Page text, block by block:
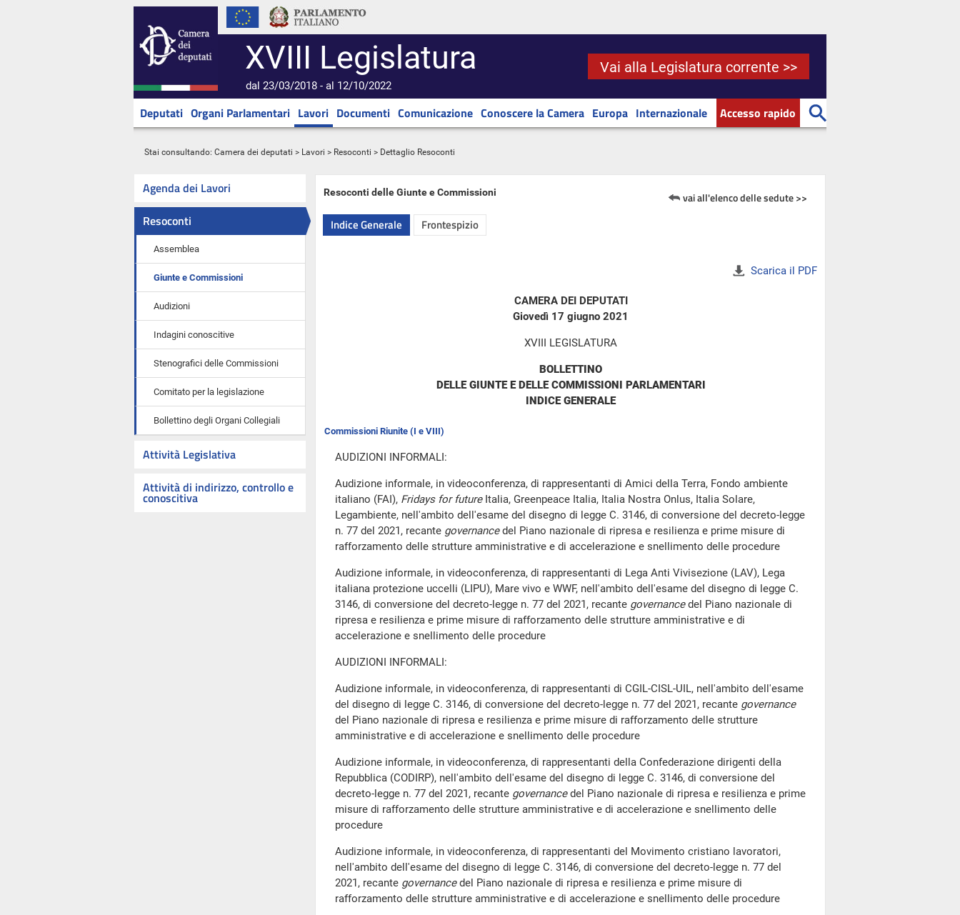
XVIII Legislatura
dal 23/03/2018 - al 12/10/2022
Vai alla Legislatura corrente >>
Deputati Organi Parlamentari Lavori Documenti Comunicazione Conoscere la Camera Europa Internazionale Accesso rapido
Stai consultando: Camera dei deputati > Lavori > Resoconti > Dettaglio Resoconti
Agenda dei Lavori
Resoconti
Assemblea
Giunte e Commissioni
Audizioni
Indagini conoscitive
Stenografici delle Commissioni
Comitato per la legislazione
Bollettino degli Organi Collegiali
Attività Legislativa
Attività di indirizzo, controllo e
conoscitiva
Resoconti delle Giunte e Commissioni vai all'elenco delle sedute >>
Indice Generale Frontespizio
Scarica il PDF
CAMERA DEI DEPUTATI
Giovedì 17 giugno 2021
XVIII LEGISLATURA
BOLLETTINO
DELLE GIUNTE E DELLE COMMISSIONI PARLAMENTARI
INDICE GENERALE
Commissioni Riunite (I e VIII)
AUDIZIONI INFORMALI:
Audizione informale, in videoconferenza, di rappresentanti di Amici della Terra, Fondo ambiente
italiano (FAI), Fridays for futureItalia, Greenpeace Italia, Italia Nostra Onlus, Italia Solare,
Legambiente, nell'ambito dell'esame del disegno di legge C. 3146, di conversione del decreto-legge
n. 77 del 2021, recante governancedel Piano nazionale di ripresa e resilienza e prime misure di
rafforzamento delle strutture amministrative e di accelerazione e snellimento delle procedure
Audizione informale, in videoconferenza, di rappresentanti di Lega Anti Vivisezione (LAV), Lega
italiana protezione uccelli (LIPU), Mare vivo e WWF, nell'ambito dell'esame del disegno di legge C.
3146, di conversione del decreto-legge n. 77 del 2021, recante governancedel Piano nazionale di
ripresa e resilienza e prime misure di rafforzamento delle strutture amministrative e di
accelerazione e snellimento delle procedure
AUDIZIONI INFORMALI:
Audizione informale, in videoconferenza, di rappresentanti di CGIL-CISL-UIL, nell'ambito dell'esame
del disegno di legge C. 3146, di conversione del decreto-legge n. 77 del 2021, recante governance
del Piano nazionale di ripresa e resilienza e prime misure di rafforzamento delle strutture
amministrative e di accelerazione e snellimento delle procedure
Audizione informale, in videoconferenza, di rappresentanti della Confederazione dirigenti della
Repubblica (CODIRP), nell'ambito dell'esame del disegno di legge C. 3146, di conversione del
decreto-legge n. 77 del 2021, recante governancedel Piano nazionale di ripresa e resilienza e prime
misure di rafforzamento delle strutture amministrative e di accelerazione e snellimento delle
procedure
Audizione informale, in videoconferenza, di rappresentanti del Movimento cristiano lavoratori,
nell'ambito dell'esame del disegno di legge C. 3146, di conversione del decreto-legge n. 77 del
2021, recante governancedel Piano nazionale di ripresa e resilienza e prime misure di
rafforzamento delle strutture amministrative e di accelerazione e snellimento delle procedure